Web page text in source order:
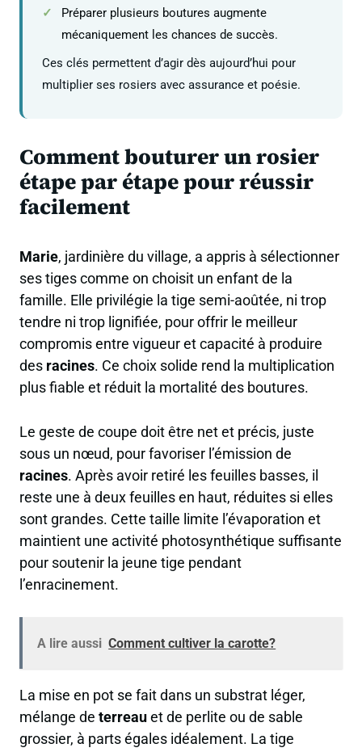
Préparer plusieurs boutures augmente
mécaniquement les chances de succès.
Ces clés permettent d’agir dès aujourd’hui pour
multiplier ses rosiers avec assurance et poésie.
Comment bouturer un rosier
étape par étape pour réussir
facilement
Marie, jardinière du village, a appris à sélectionner
ses tiges comme on choisit un enfant de la
famille. Elle privilégie la tige semi-aoûtée, ni trop
tendre ni trop lignifiée, pour offrir le meilleur
compromis entre vigueur et capacité à produire
des racines. Ce choix solide rend la multiplication
plus fiable et réduit la mortalité des boutures.
Le geste de coupe doit être net et précis, juste
sous un nœud, pour favoriser l’émission de
racines. Après avoir retiré les feuilles basses, il
reste une à deux feuilles en haut, réduites si elles
sont grandes. Cette taille limite l’évaporation et
maintient une activité photosynthétique suffisante
pour soutenir la jeune tige pendant
l’enracinement.
A lire aussi Comment cultiver la carotte?
La mise en pot se fait dans un substrat léger,
mélange de terreauet de perlite ou de sable
grossier, à parts égales idéalement. La tige